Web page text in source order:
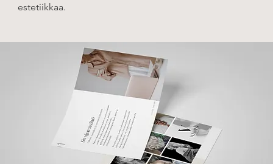
estetiikkaa.